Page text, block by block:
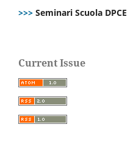
>>> Seminari Scuola DPCE
Current Issue